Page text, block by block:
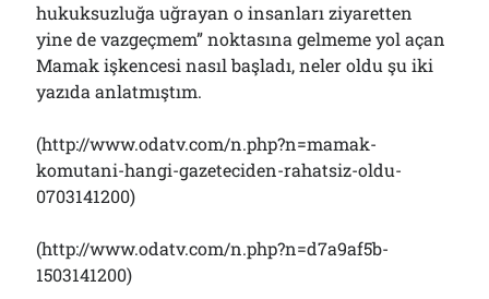
Arşivler
Arşivler
hukuksuzluğa uğrayan o insanları ziyaretten
yine de vazgeçmem” noktasına gelmeme yol açan
Mamak işkencesi nasıl başladı, neler oldu şu iki
yazıda anlatmıştım.
(http://www.odatv.com/n.php?n=mamak-
komutani-hangi-gazeteciden-rahatsiz-oldu-
0703141200)
(http://www.odatv.com/n.php?n=d7a9af5b-
1503141200)